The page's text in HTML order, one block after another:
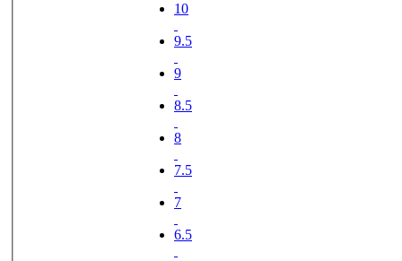
10
9.5
9
8.5
8
7.5
7
6.5